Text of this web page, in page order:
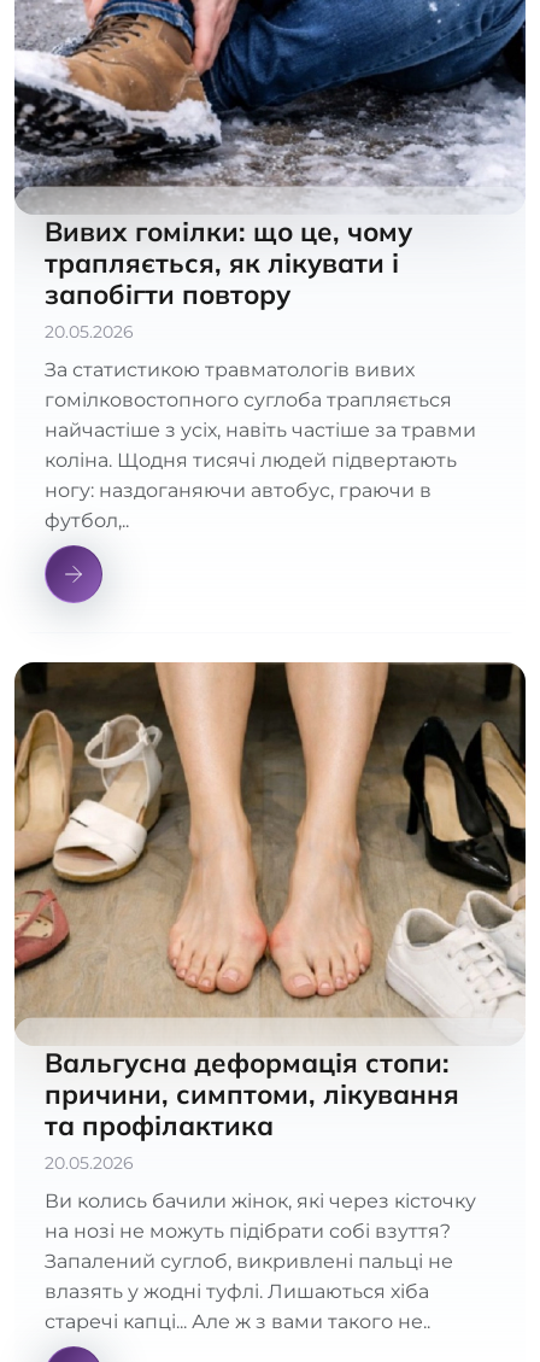
Вивих гомілки: що це, чому
трапляється, як лікувати і
запобігти повтору
20.05.2026
За статистикою травматологів вивих
гомілковостопного суглоба трапляється
найчастіше з усіх, навіть частіше за травми
коліна. Щодня тисячі людей підвертають
ногу: наздоганяючи автобус, граючи в
футбол,..
Вальгусна деформація стопи:
причини, симптоми, лікування
та профілактика
20.05.2026
Ви колись бачили жінок, які через кісточку
на нозі не можуть підібрати собі взуття?
Запалений суглоб, викривлені пальці не
влазять у жодні туфлі. Лишаються хіба
старечі капці... Але ж з вами такого не..